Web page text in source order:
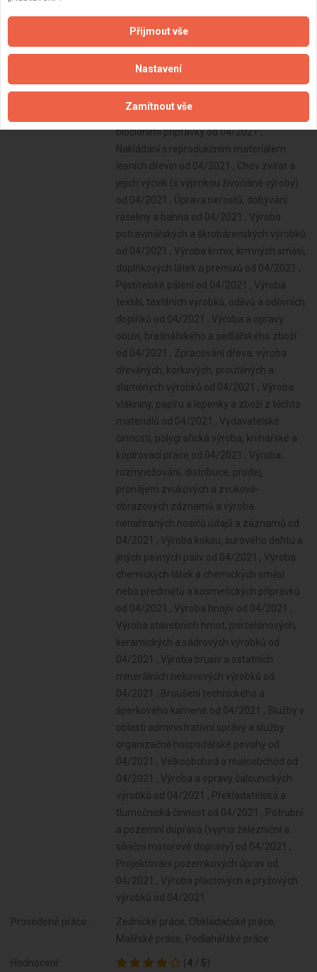
Provedené práce:
Zednické práce, Obkladačské práce,
Malířské práce, Podlahářské práce
Hodnocení: ( 4 / 5)
Přijmout vše
Nastavení
Zamítnout vše